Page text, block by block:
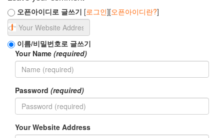
오픈아이디로 글쓰기 [로그인][오픈아이디란?]
이름/비밀번호로 글쓰기
Your Name (required)
Password (required)
Your Website Address